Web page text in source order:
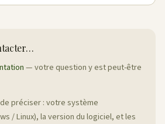
— votre question y est peut-être
préciser : votre système
/ Linux), la version du logiciel, et les